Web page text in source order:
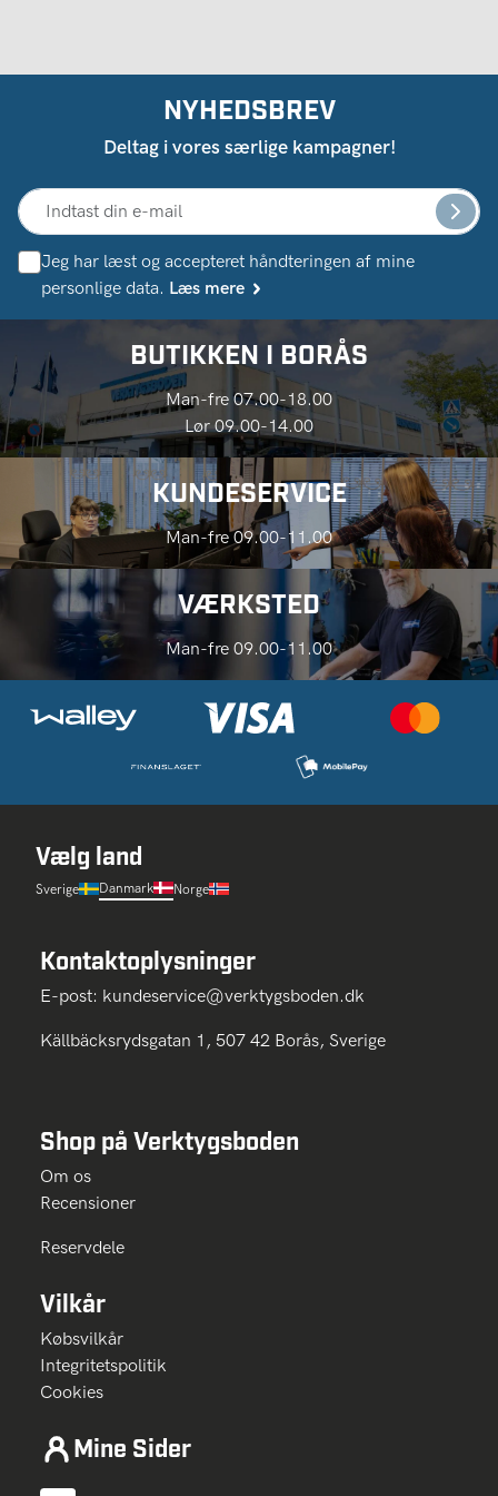
NYHEDSBREV
Deltag i vores særlige kampagner!
Jeg har læst og accepteret håndteringen af ​​mine
personlige data. Læs mere
BUTIKKEN I BORÅS
Man-fre 07.00-18.00
Lør 09.00-14.00
KUNDESERVICE
Man-fre 09.00-11.00
VÆRKSTED
Man-fre 09.00-11.00
Vælg land
Sverige Danmark Norge
Kontaktoplysninger
E-post: kundeservice@verktygsboden.dk
Källbäcksrydsgatan 1, 507 42 Borås, Sverige
Shop på Verktygsboden
Om os
Recensioner
Reservdele
Vilkår
Købsvilkår
Integritetspolitik
Cookies
Mine Sider